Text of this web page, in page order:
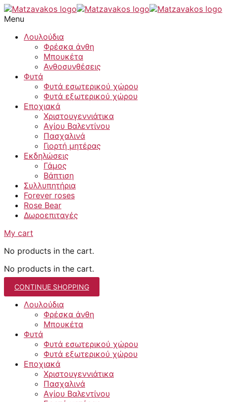
Skip
to
content
Menu
Λουλούδια
Φρέσκα άνθη
Μπουκέτα
Ανθοσυνθέσεις
Φυτά
Φυτά εσωτερικού χώρου
Φυτά εξωτερικού χώρου
Εποχιακά
Χριστουγεννιάτικα
Αγίου Βαλεντίνου
Πασχαλινά
Γιορτή μητέρας
Εκδηλώσεις
Γάμος
Βάπτιση
Συλλυπητήρια
Forever roses
Rose Bear
Δωροεπιταγές
My cart
No products in the cart.
No products in the cart.
CONTINUE SHOPPING
Λουλούδια
Φρέσκα άνθη
Μπουκέτα
Φυτά
Φυτά εσωτερικού χώρου
Φυτά εξωτερικού χώρου
Εποχιακά
Χριστουγεννιάτικα
Πασχαλινά
Αγίου Βαλεντίνου
Stavros
quantity